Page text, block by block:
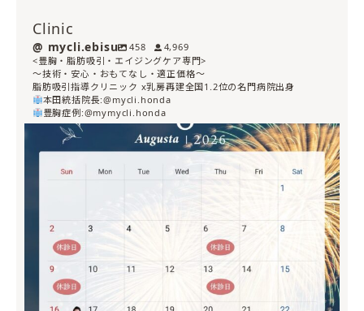
Clinic
mycli.ebisu 458
4,969
<豊胸・脂肪吸引・エイジングケア専門>
〜技術・安心・おもてなし・適正価格〜
脂肪吸引指導クリニック x乳房再建全国1.2位の名門病院出身
本田統括院長:@mycli.honda
豊胸症例:@mymycli.honda
mycli.ebisu
7月 20